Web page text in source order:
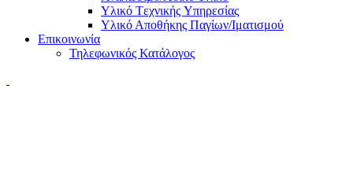
Υλικό Tεχνικής Yπηρεσίας
Υλικό Αποθήκης Παγίων/Ιματισμού
Επικοινωνία
Τηλεφωνικός Κατάλογος